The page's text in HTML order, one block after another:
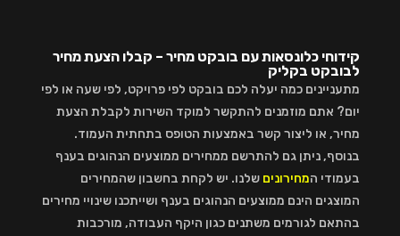
קידוחי כלונסאות עם בובקט מחיר – קבלו הצעת מחיר
לבובקט בקליק
מתעניינים כמה יעלה לכם בובקט לפי פרויקט, לפי שעה או לפי
יום? אתם מוזמנים להתקשר למוקד השירות לקבלת הצעת
מחיר, או ליצור קשר באמצעות הטופס בתחתית העמוד.
בנוסף, ניתן גם להתרשם ממחירים ממוצעים הנהוגים בענף
בעמודי המחירונים שלנו. יש לקחת בחשבון שהמחירים
המוצגים הינם ממוצעים הנהוגים בענף ושייתכנו שינויי מחירים
בהתאם לגורמים משתנים כגון היקף העבודה, מורכבות